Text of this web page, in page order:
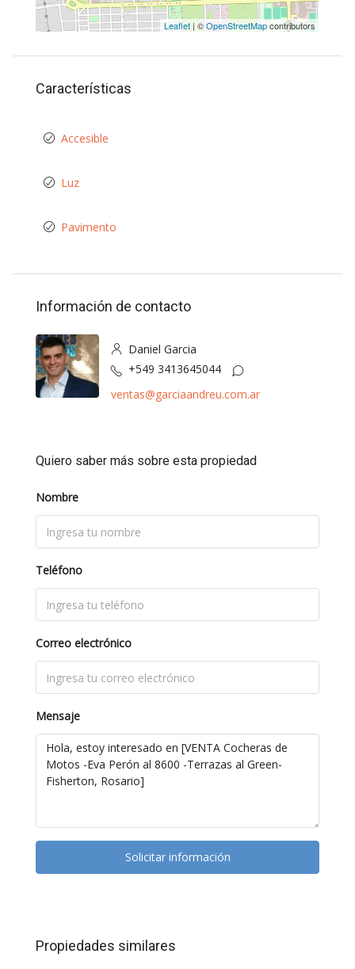
Leaflet | ©OpenStreetMapcontributors
Características
Accesible
Luz
Pavimento
Información de contacto
Daniel Garcia
+549 3413645044
ventas@garciaandreu.com.ar
Quiero saber más sobre esta propiedad
Nombre
Teléfono
Correo electrónico
Mensaje
Solicitar información
Propiedades similares